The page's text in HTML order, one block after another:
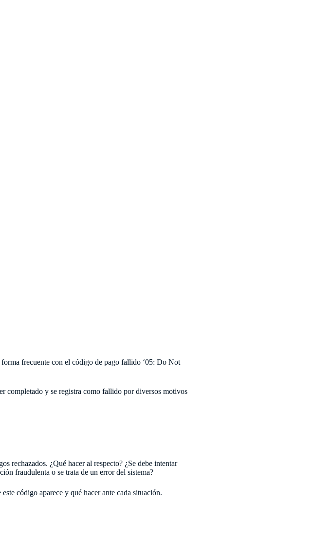
frecuente con el código de pago fallido ‘05: Do Not
completado y se registra como fallido por diversos motivos
rechazados. ¿Qué hacer al respecto? ¿Se debe intentar
fraudulenta o se trata de un error del sistema?
código aparece y qué hacer ante cada situación.